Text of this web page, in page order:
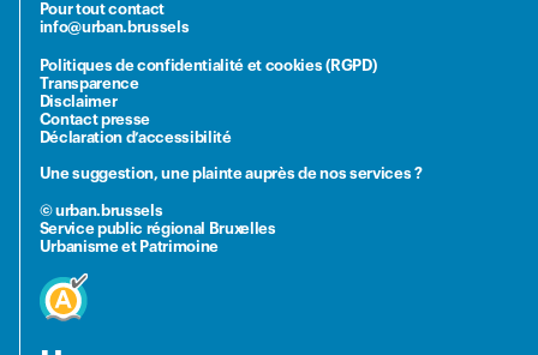
Pour tout contact
info@urban.brussels
Politiques de confidentialité et cookies (RGPD)
Transparence
Disclaimer
Contact presse
Déclaration d’accessibilité
Une suggestion, une plainte auprès de nos services ?
© urban.brussels
Service public régional Bruxelles
Urbanisme et Patrimoine